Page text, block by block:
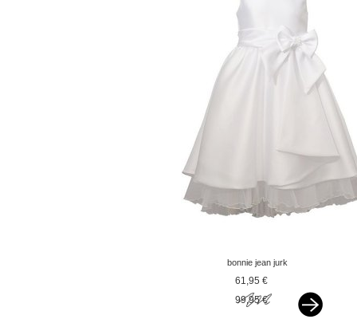
bonnie jean jurk
bruidsmeisje cascade
parels wit vxx
61,95 €
99,95 €